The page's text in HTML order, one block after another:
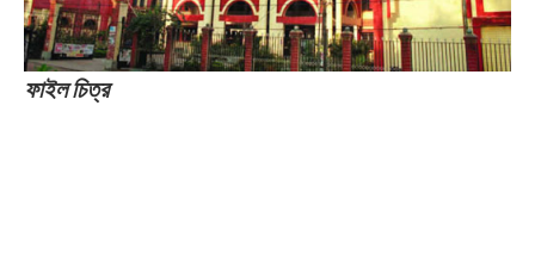
ফাইল চিত্র